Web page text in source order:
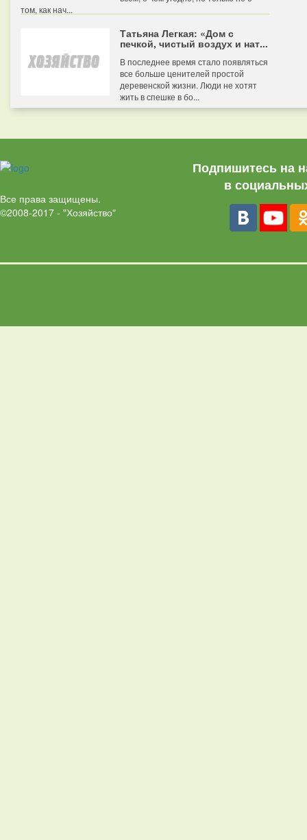
том, как нач...
Татьяна Легкая: «Дом с
печкой, чистый воздух и нат...
В последнее время стало появляться
все больше ценителей простой
деревенской жизни. Люди не хотят
жить в спешке в бо...
Все права защищены.
©2008-2017 - "Хозяйство"
Подпишитесь на
в